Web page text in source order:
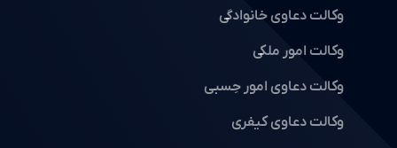
وکالت دعاوی خانوادگی
وکالت امور ملکی
وکالت دعاوی امور حِسبی
وکالت دعاوی کیفری